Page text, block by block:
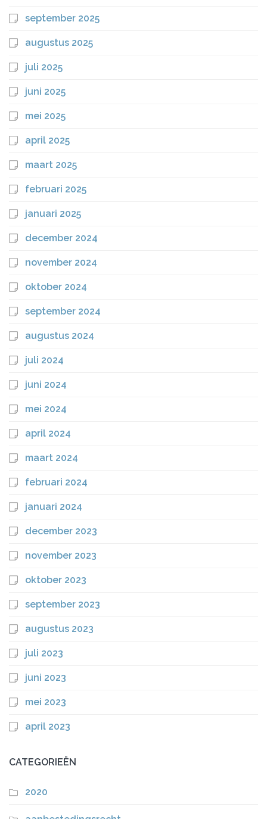
september 2025
augustus 2025
juli 2025
juni 2025
mei 2025
april 2025
maart 2025
februari 2025
januari 2025
december 2024
november 2024
oktober 2024
september 2024
augustus 2024
juli 2024
juni 2024
mei 2024
april 2024
maart 2024
februari 2024
januari 2024
december 2023
november 2023
oktober 2023
september 2023
augustus 2023
juli 2023
juni 2023
mei 2023
april 2023
CATEGORIEËN
2020